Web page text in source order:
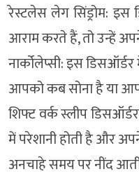
रेस्टलेस लेग सिंड्रोम:
आराम करते हैं, तो उन्हें
नार्कोलेप्सी: इस
आपको कब सोना है या
शिफ्ट वर्क स्लीप
में परेशानी होती है और
अनचाहे समय पर नींद